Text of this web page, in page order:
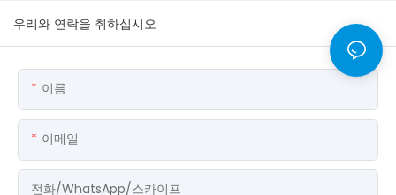
우리와 연락을 취하십시오
이름
이메일
전화/WhatsApp/스카이프